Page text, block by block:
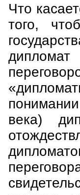
Что
того,
века)